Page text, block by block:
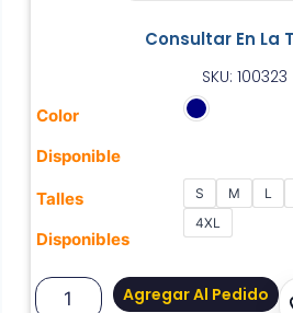
Consultar En La
SKU: 100323
Color
Disponible
Talles
Disponibles
S M L
4XL
Agregar Al Pedido